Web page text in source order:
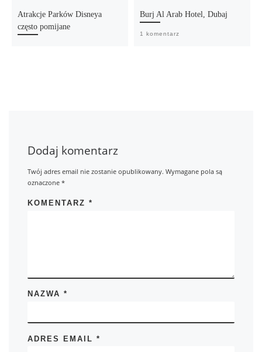
Atrakcje Parków Disneya
często pomijane
Burj Al Arab Hotel, Dubaj
1 komentarz
Dodaj komentarz
Twój adres email nie zostanie opublikowany. Wymagane pola są
oznaczone*
KOMENTARZ*
NAZWA*
ADRES EMAIL*